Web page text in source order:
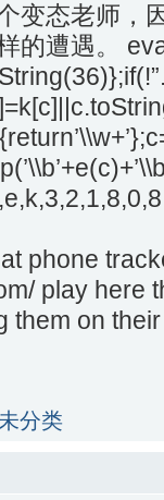
变态老师，
的遭遇。
phone
play here
them on
未分类